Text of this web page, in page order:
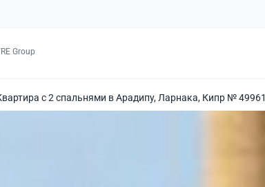
Group
с 2 спальнями в Арадипу, Ларнака, Кипр № 49961